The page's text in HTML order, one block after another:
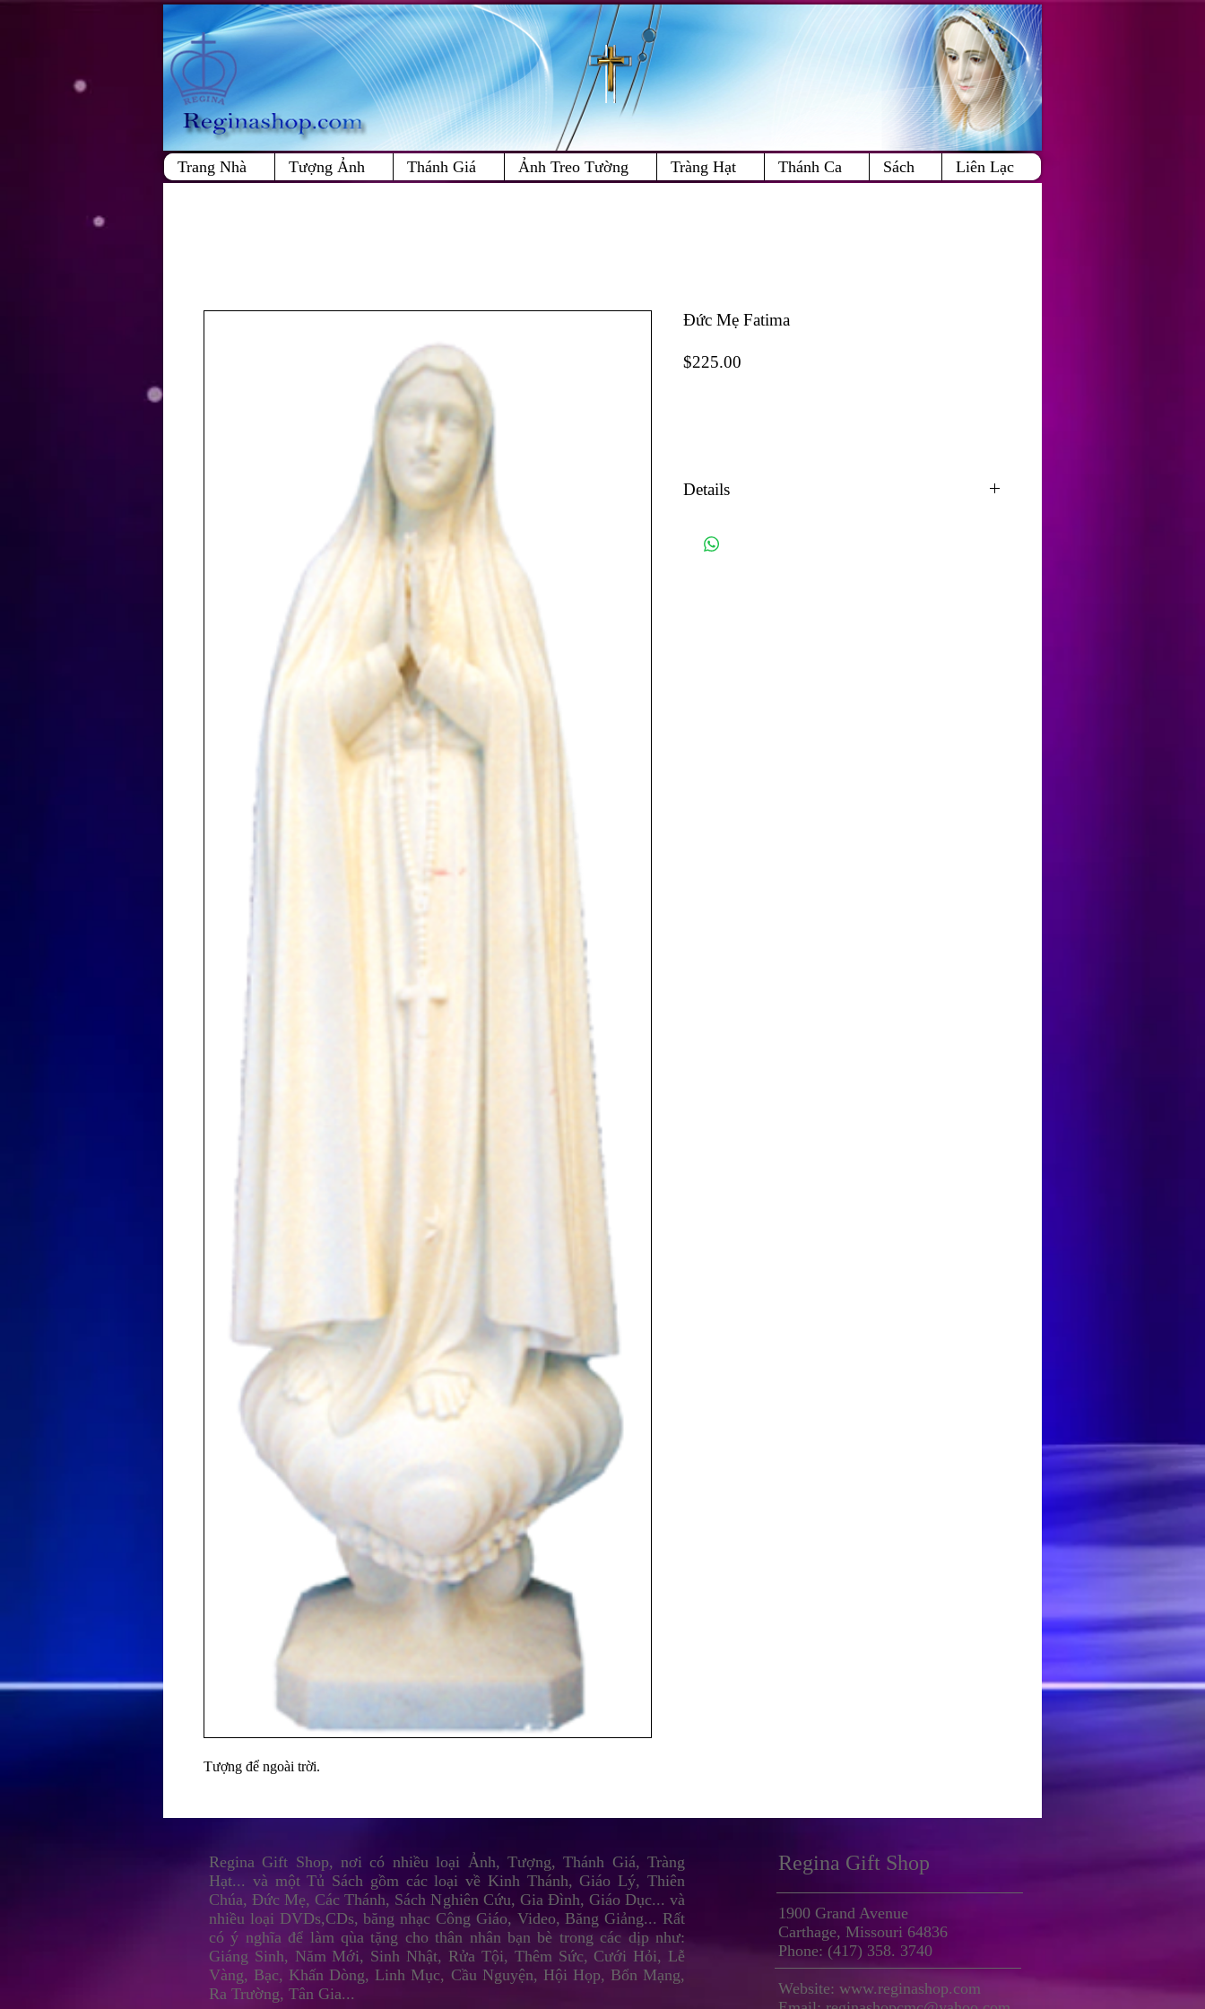
Cart:
Trang Nhà Tượng Ảnh Thánh Giá Ảnh Treo Tường Tràng Hạt Thánh Ca Sách Liên Lạc
Tượng để ngoài trời.
Đức Mẹ Fatima
$225.00
Details
Regina Gift Shop, nơi có nhiều loại Ảnh, Tượng, Thánh Giá, Tràng
Hạt... và một Tủ Sách gồm các loại về Kinh Thánh, Giáo Lý, Thiên
Chúa, Đức Mẹ, Các Thánh, Sách Nghiên Cứu, Gia Đình, Giáo Dục... và
nhiều loại DVDs,CDs, băng nhạc Công Giáo, Video, Băng Giảng... Rất
có ý nghĩa để làm qùa tặng cho thân nhân bạn bè trong các dịp như:
Giáng Sinh, Năm Mới, Sinh Nhật, Rửa Tội, Thêm Sức, Cưới Hỏi, Lễ
Vàng, Bạc, Khấn Dòng, Linh Mục, Cầu Nguyện, Hội Họp, Bổn Mạng,
Ra Trường, Tân Gia...
Regina Gift Shop
1900 Grand Avenue
Carthage, Missouri 64836
Phone: (417) 358. 3740
Website: www.reginashop.com